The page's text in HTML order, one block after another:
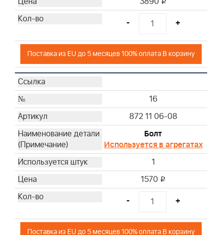
i
- +
Поставка из EU до 5 месяцев 100% оплата В корзину
16
872 11 06-08
Болт
Используется в агрегатах
1
1570 i
- +
Поставка из EU до 5 месяцев 100% оплата В корзину